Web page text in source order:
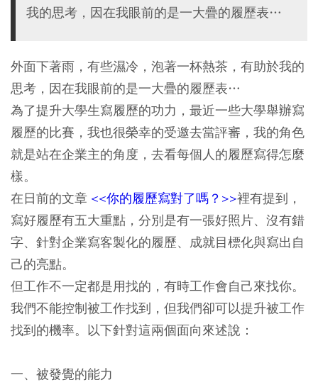
我的思考，因在我眼前的是一大疊的履歷表…
外面下著雨，有些濕冷，泡著一杯熱茶，有助於我的
思考，因在我眼前的是一大疊的履歷表…
為了提升大學生寫履歷的功力，最近一些大學舉辦寫
履歷的比賽，我也很榮幸的受邀去當評審，我的角色
就是站在企業主的角度，去看每個人的履歷寫得怎麼
樣。
在日前的文章 <<你的履歷寫對了嗎？>>裡有提到，
寫好履歷有五大重點，分別是有一張好照片、沒有錯
字、針對企業寫客製化的履歷、成就目標化與寫出自
己的亮點。
但工作不一定都是用找的， 有時工作會自己來找你。
我們不能控制被工作找到，但我們卻可以提升被工作
找到的機率。以下針對這兩個面向來述說：
一、被發覺的能力